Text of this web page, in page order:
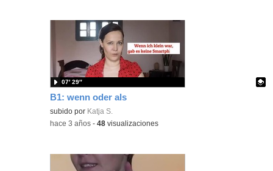
B1: wenn oder als
Contenido educativo.
subido por Katja S.
07′ 29″
-hace 3 años -48 visualizaciones